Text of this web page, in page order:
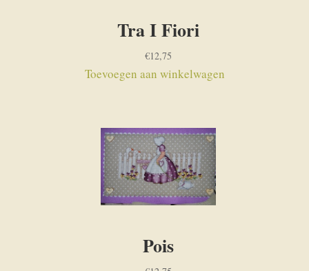
Tra I Fiori
€12,75
Toevoegen aan winkelwagen
Pois